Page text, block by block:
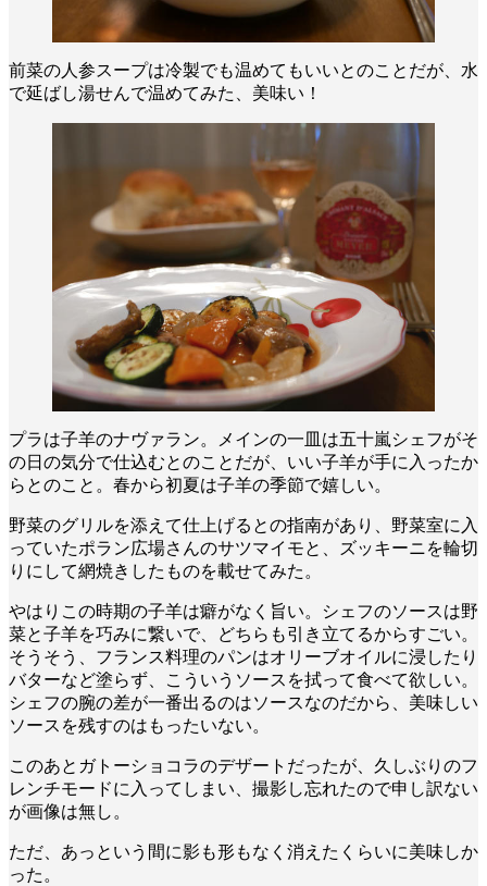
前菜の人参スープは冷製でも温めてもいいとのことだが、水
で延ばし湯せんで温めてみた、美味い！
プラは子羊のナヴァラン。メインの一皿は五十嵐シェフがそ
の日の気分で仕込むとのことだが、いい子羊が手に入ったか
らとのこと。春から初夏は子羊の季節で嬉しい。
野菜のグリルを添えて仕上げるとの指南があり、野菜室に入
っていたポラン広場さんのサツマイモと、ズッキーニを輪切
りにして網焼きしたものを載せてみた。
やはりこの時期の子羊は癖がなく旨い。シェフのソースは野
菜と子羊を巧みに繋いで、どちらも引き立てるからすごい。
そうそう、 フランス料理のパンはオリーブオイルに浸したり
バターなど塗らず、こういうソースを拭って食べて欲しい。
シェフの腕の差が一番出るのはソースなのだから、美味しい
ソースを残すのはもったいない。
このあとガトーショコラのデザートだったが、久しぶりのフ
レンチモードに入ってしまい、撮影し忘れたので申し訳ない
が画像は無し。
ただ、あっという間に影も形もなく消えたくらいに美味しか
った。